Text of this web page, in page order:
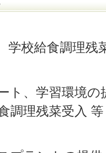
学校給食調理残
ト、学習環境
調理残菜受入 等